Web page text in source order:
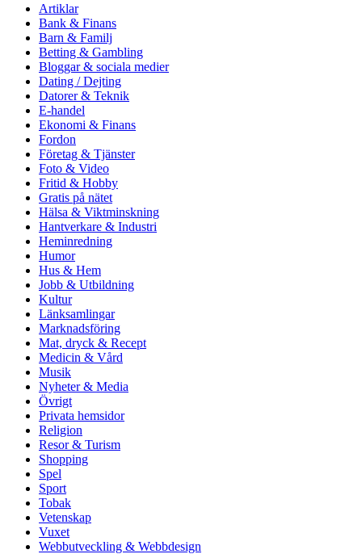
Artiklar
Bank & Finans
Barn & Familj
Betting & Gambling
Bloggar & sociala medier
Dating / Dejting
Datorer & Teknik
E-handel
Ekonomi & Finans
Fordon
Företag & Tjänster
Foto & Video
Fritid & Hobby
Gratis på nätet
Hälsa & Viktminskning
Hantverkare & Industri
Heminredning
Humor
Hus & Hem
Jobb & Utbildning
Kultur
Länksamlingar
Marknadsföring
Mat, dryck & Recept
Medicin & Vård
Musik
Nyheter & Media
Övrigt
Privata hemsidor
Religion
Resor & Turism
Shopping
Spel
Sport
Tobak
Vetenskap
Vuxet
Webbutveckling & Webbdesign